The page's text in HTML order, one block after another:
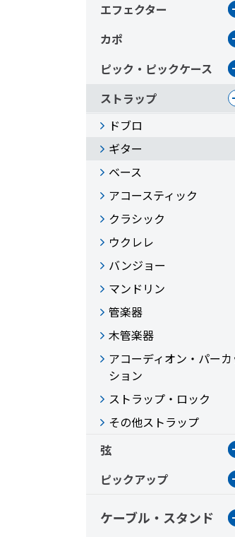
エフェクター
カポ
ピック・ピックケース
ストラップ
ドブロ
ギター
ベース
アコースティック
クラシック
ウクレレ
バンジョー
マンドリン
管楽器
木管楽器
アコーディオン・パーカ
ション
ストラップ・ロック
その他ストラップ
弦
ピックアップ
ケーブル・スタンド